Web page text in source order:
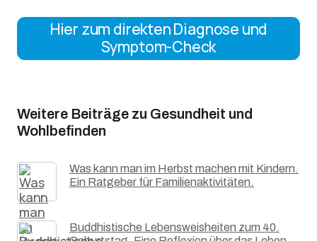
Hier zum direkten Diagnose und
Symptom-Check
Weitere Beiträge zu Gesundheit und
Wohlbefinden
Was kann man im Herbst machen mit Kindern.
Ein Ratgeber für Familienaktivitäten.
Buddhistische Lebensweisheiten zum 40.